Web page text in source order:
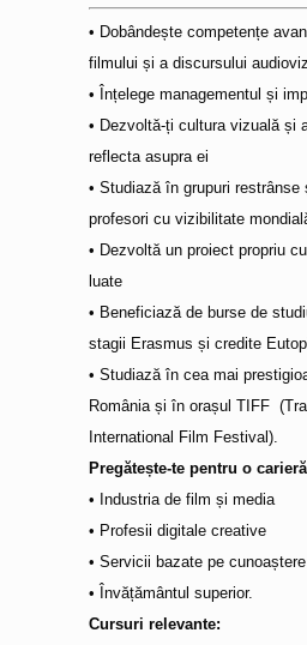
• Dobândește competențe
filmului și a discursului
• Înțelege managementul și
• Dezvoltă-ți cultura vizuală și
reflecta asupra ei
• Studiază în grupuri restrânse
profesori cu vizibilitate
• Dezvoltă un proiect propriu
luate
• Beneficiază de burse de
stagii Erasmus și credite
• Studiază în cea mai
România și în orașul TIFF
International Film Festival).
Pregătește-te pentru o
• Industria de film și media
• Profesii digitale creative
• Servicii bazate pe
• Învățământul superior.
Cursuri relevante: